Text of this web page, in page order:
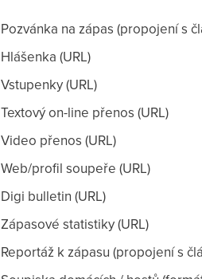
Pozvánka na zápas (propojení s
Hlášenka (URL)
Vstupenky (URL)
Textový on-line přenos (URL)
Video přenos (URL)
Web/profil soupeře (URL)
Digi bulletin (URL)
Zápasové statistiky (URL)
Reportáž k zápasu (propojení s